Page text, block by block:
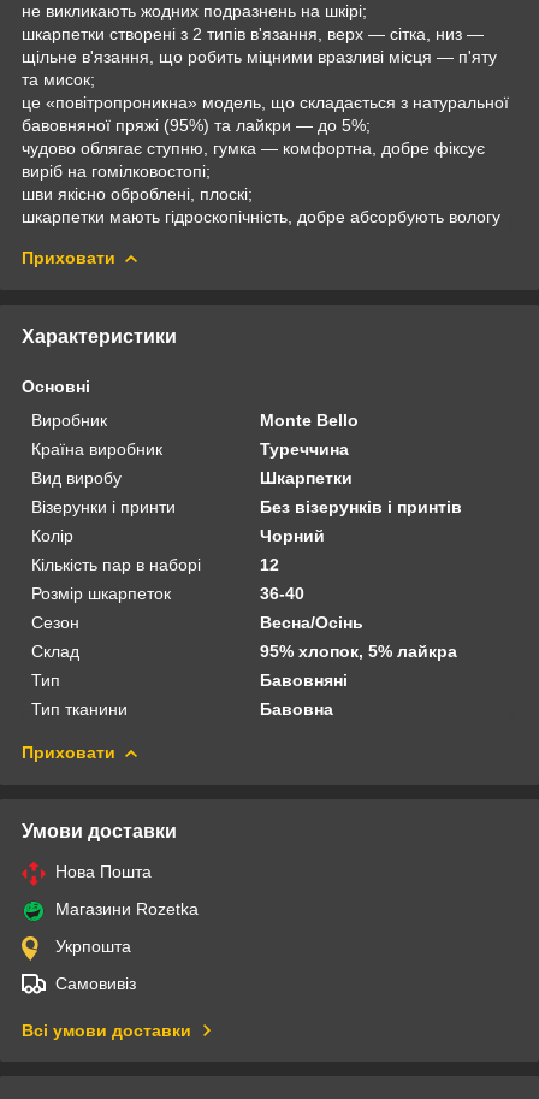
не викликають жодних подразнень на шкірі;
шкарпетки створені з 2 типів в'язання, верх — сітка, низ —
щільне в'язання, що робить міцними вразливі місця — п'яту
та мисок;
це «повітропроникна» модель, що складається з натуральної
бавовняної пряжі (95%) та лайкри — до 5%;
чудово облягає ступню, гумка — комфортна, добре фіксує
виріб на гомілковостопі;
шви якісно оброблені, плоскі;
шкарпетки мають гідроскопічність, добре абсорбують вологу
Приховати
Характеристики
Основні
Виробник
Monte Bello
Країна виробник
Туреччина
Вид виробу
Шкарпетки
Візерунки і принти
Без візерунків і принтів
Колір
Чорний
Кількість пар в наборі
12
Розмір шкарпеток
36-40
Сезон
Весна/Осінь
Склад
95% хлопок, 5% лайкра
Тип
Бавовняні
Тип тканини
Бавовна
Приховати
Умови доставки
Нова Пошта
Магазини Rozetka
Укрпошта
Самовивіз
Всі умови доставки